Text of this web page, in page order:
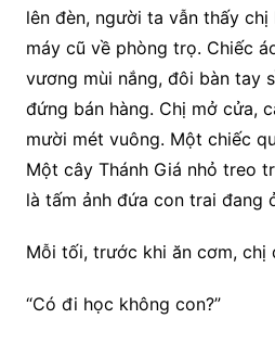
lên đèn, người ta vẫn thấy
máy cũ về phòng trọ. Chiếc
vương mùi nắng, đôi bàn tay
đứng bán hàng. Chị mở cửa,
mười mét vuông. Một chiếc
Một cây Thánh Giá nhỏ treo
là tấm ảnh đứa con trai đang
Mỗi tối, trước khi ăn cơm, chị
“Có đi học không con?”